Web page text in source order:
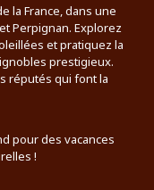
la France, dans une
Perpignan. Explorez
et pratiquez la
prestigieux.
réputés qui font la
pour des vacances
!